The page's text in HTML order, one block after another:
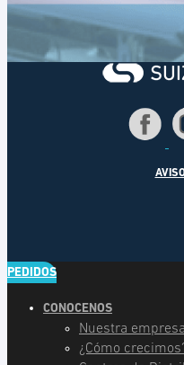
PEDIDOS
CONOCENOS
Nuestra empresa
¿Cómo